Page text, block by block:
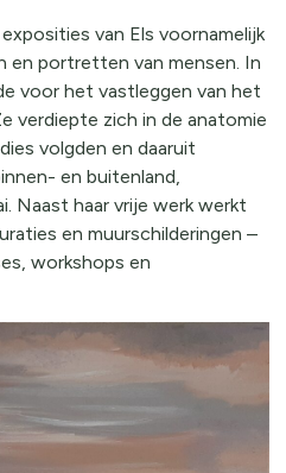
van Els voornamelijk
en portretten van mensen. In
voor het vastleggen van het
verdiepte zich in de anatomie
volgden en daaruit
en buitenland,
Naast haar vrije werk werkt
en muurschilderingen –
workshops en